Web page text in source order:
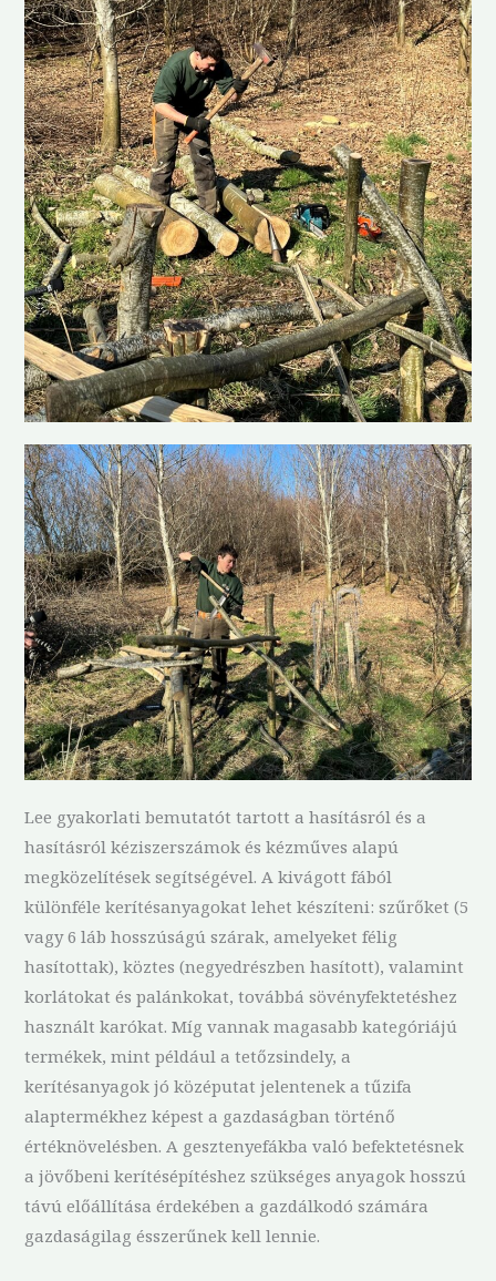
Lee gyakorlati bemutatót tartott a hasításról és a
hasításról kéziszerszámok és kézműves alapú
megközelítések segítségével. A kivágott fából
különféle kerítésanyagokat lehet készíteni: szűrőket (5
vagy 6 láb hosszúságú szárak, amelyeket félig
hasítottak), köztes (negyedrészben hasított), valamint
korlátokat és palánkokat, továbbá sövényfektetéshez
használt karókat. Míg vannak magasabb kategóriájú
termékek, mint például a tetőzsindely, a
kerítésanyagok jó középutat jelentenek a tűzifa
alaptermékhez képest a gazdaságban történő
értéknövelésben. A gesztenyefákba való befektetésnek
a jövőbeni kerítésépítéshez szükséges anyagok hosszú
távú előállítása érdekében a gazdálkodó számára
gazdaságilag ésszerűnek kell lennie.